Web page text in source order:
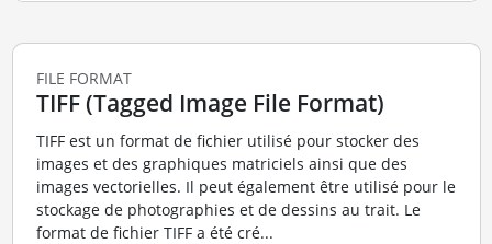
FILE FORMAT
TIFF (Tagged Image File Format)
TIFF est un format de fichier utilisé pour stocker des
images et des graphiques matriciels ainsi que des
images vectorielles. Il peut également être utilisé pour le
stockage de photographies et de dessins au trait. Le
format de fichier TIFF a été cré...